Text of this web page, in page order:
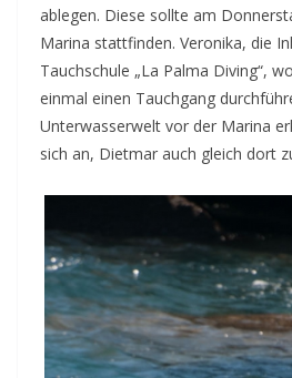
ablegen. Diese sollte am
Marina stattfinden. Veronika, die
Tauchschule „La Palma Diving“,
einmal einen Tauchgang
Unterwasserwelt vor der Marina
sich an, Dietmar auch gleich dort